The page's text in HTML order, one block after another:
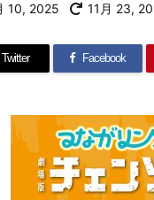
10, 2025 11月 23,
Twitter Facebook